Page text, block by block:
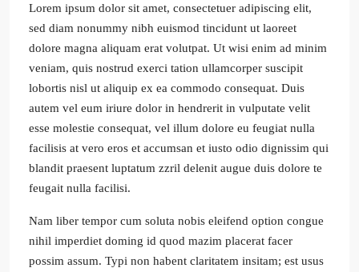
Lorem ipsum dolor sit amet, consectetuer adipiscing elit,
sed diam nonummy nibh euismod tincidunt ut laoreet
dolore magna aliquam erat volutpat. Ut wisi enim ad minim
veniam, quis nostrud exerci tation ullamcorper suscipit
lobortis nisl ut aliquip ex ea commodo consequat. Duis
autem vel eum iriure dolor in hendrerit in vulputate velit
esse molestie consequat, vel illum dolore eu feugiat nulla
facilisis at vero eros et accumsan et iusto odio dignissim qui
blandit praesent luptatum zzril delenit augue duis dolore te
feugait nulla facilisi.
Nam liber tempor cum soluta nobis eleifend option congue
nihil imperdiet doming id quod mazim placerat facer
possim assum. Typi non habent claritatem insitam; est usus